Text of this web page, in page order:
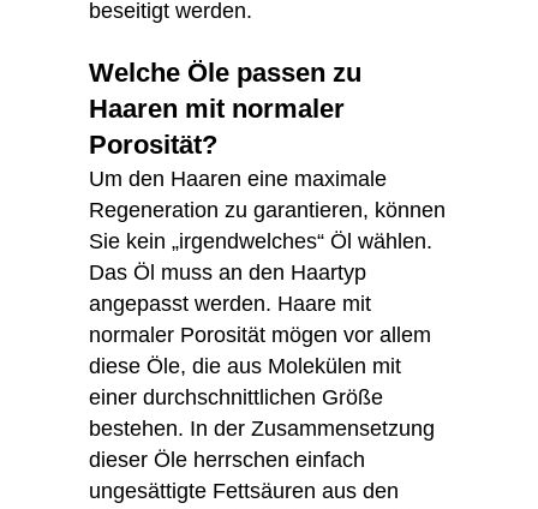
beseitigt werden.
Welche Öle passen zu
Haaren mit normaler
Porosität?
Um den Haaren eine maximale
Regeneration zu garantieren, können
Sie kein „irgendwelches“ Öl wählen.
Das Öl muss an den Haartyp
angepasst werden. Haare mit
normaler Porosität mögen vor allem
diese Öle, die aus Molekülen mit
einer durchschnittlichen Größe
bestehen. In der Zusammensetzung
dieser Öle herrschen einfach
ungesättigte Fettsäuren aus den